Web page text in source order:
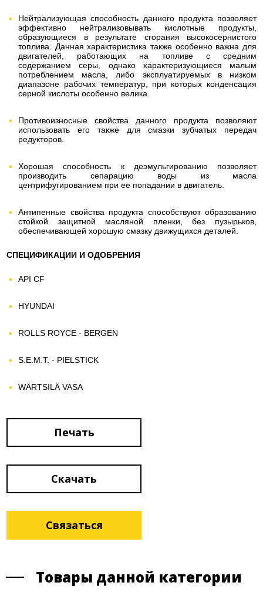
Нейтрализующая способность данного продукта позволяет
эффективно нейтрализовывать кислотные продукты,
образующиеся в результате сгорания высокосернистого
топлива. Данная характеристика также особенно важна для
двигателей, работающих на топливе с средним
содержанием серы, однако характеризующиеся малым
потреблением масла, либо эксплуатируемых в низком
диапазоне рабочих температур, при которых конденсация
серной кислоты особенно велика.
Противоизносные свойства данного продукта позволяют
использовать его также для смазки зубчатых передач
редукторов.
Хорошая способность к деэмульгированию позволяет
производить сепарацию воды из масла
центрифугированием при ее попадании в двигатель.
Антипенные свойства продукта способствуют образованию
стойкой защитной масляной пленки, без пузырьков,
обеспечивающей хорошую смазку движущихся деталей.
СПЕЦИФИКАЦИИ И ОДОБРЕНИЯ
API CF
HYUNDAI
ROLLS ROYCE - BERGEN
S.E.M.T. - PIELSTICK
WÄRTSILÄ VASA
Печать
Скачать
Связаться
Товары данной категории